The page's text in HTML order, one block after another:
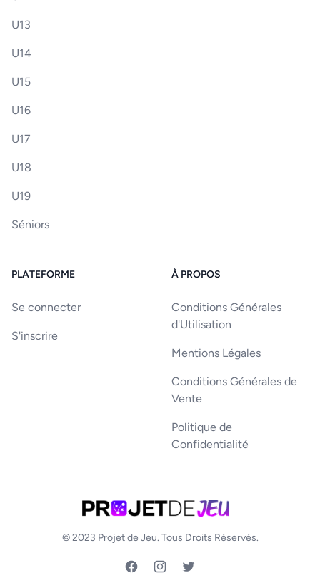
U13
U14
U15
U16
U17
U18
U19
Séniors
PLATEFORME
Se connecter
S'inscrire
À PROPOS
Conditions Générales
d'Utilisation
Mentions Légales
Conditions Générales de
Vente
Politique de
Confidentialité
© 2023 Projet de Jeu. Tous Droits Réservés.